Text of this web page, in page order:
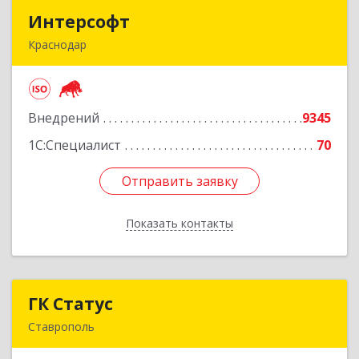
Интерсофт
Краснодар
Внедрений
9345
1С:Специалист
70
Отправить заявку
Показать контакты
Подробнее
Отправить заявку
Назад
ГК Статус
Ставрополь